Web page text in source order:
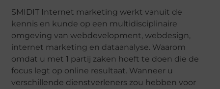
SMIDIT Internet marketing werkt vanuit de
kennis en kunde op een multidisciplinaire
omgeving van webdevelopment, webdesign,
internet marketing en dataanalyse. Waarom
omdat u met 1 partij zaken hoeft te doen die de
focus legt op online resultaat. Wanneer u
verschillende dienstverleners zou hebben voor